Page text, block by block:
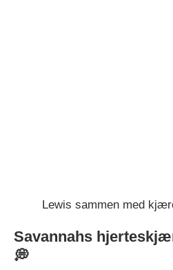
Lewis sammen med
Savannahs
💭